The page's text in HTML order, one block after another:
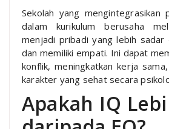
Sekolah yang mengintegrasikan
dalam kurikulum berusaha
menjadi pribadi yang lebih sadar
dan memiliki empati. Ini dapat
konflik, meningkatkan kerja
karakter yang sehat secara
Apakah IQ